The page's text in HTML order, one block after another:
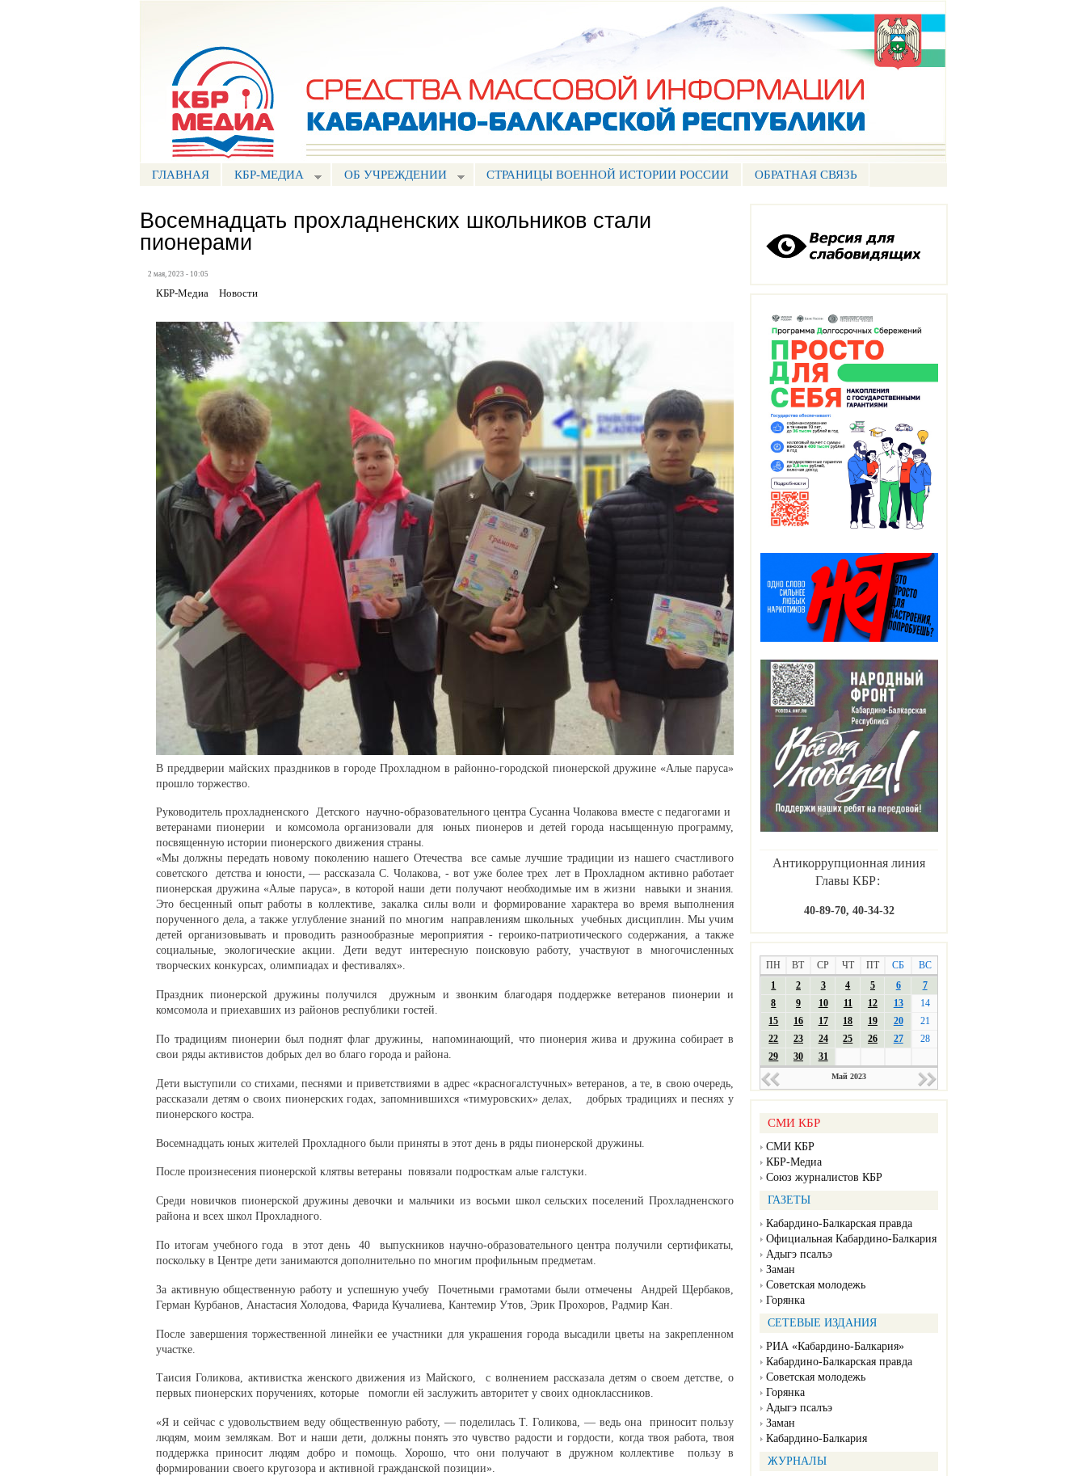
ГЛАВНАЯ КБР-МЕДИА ОБ УЧРЕЖДЕНИИ СТРАНИЦЫ ВОЕННОЙ ИСТОРИИ РОССИИ ОБРАТНАЯ СВЯЗЬ
Антикоррупционная линия
Главы КБР:
40-89-70, 40-34-32
ПН ВТ СР ЧТ ПТ СБ
ВС
1
2 3 4 5 6
7
8
9 10 11 12 13
14
15
16 17 18 19 20
21
22
23 24 25 26 27
28
29
30 31
Май 2023
СМИ КБР
СМИ КБР
КБР-Медиа
Союз журналистов КБР
ГАЗЕТЫ
Кабардино-Балкарская правда
Официальная Кабардино-Балкария
Адыгэ псалъэ
Заман
Советская молодежь
Горянка
СЕТЕВЫЕ ИЗДАНИЯ
РИА «Кабардино-Балкария»
Кабардино-Балкарская правда
Советская молодежь
Горянка
Адыгэ псалъэ
Заман
Кабардино-Балкария
ЖУРНАЛЫ
Восемнадцать прохладненских школьников стали
пионерами
2 мая, 2023 - 10:05
КБР-Медиа Новости
В преддверии майских праздников в городе Прохладном в районно-городской пионерской дружине «Алые паруса»
прошло торжество.
Руководитель прохладненского Детского научно-образовательного центра Сусанна Чолакова вместе с педагогами и
ветеранами пионерии и комсомола организовали для юных пионеров и детей города насыщенную программу,
посвященную истории пионерского движения страны.
«Мы должны передать новому поколению нашего Отечества все самые лучшие традиции из нашего счастливого
советского детства и юности, — рассказала С. Чолакова, - вот уже более трех лет в Прохладном активно работает
пионерская дружина «Алые паруса», в которой наши дети получают необходимые им в жизни навыки и знания.
Это бесценный опыт работы в коллективе, закалка силы воли и формирование характера во время выполнения
порученного дела, а также углубление знаний по многим направлениям школьных учебных дисциплин. Мы учим
детей организовывать и проводить разнообразные мероприятия - героико-патриотического содержания, а также
социальные, экологические акции. Дети ведут интересную поисковую работу, участвуют в многочисленных
творческих конкурсах, олимпиадах и фестивалях».
Праздник пионерской дружины получился дружным и звонким благодаря поддержке ветеранов пионерии и
комсомола и приехавших из районов республики гостей.
По традициям пионерии был поднят флаг дружины, напоминающий, что пионерия жива и дружина собирает в
свои ряды активистов добрых дел во благо города и района.
Дети выступили со стихами, песнями и приветствиями в адрес «красногалстучных» ветеранов, а те, в свою очередь,
рассказали детям о своих пионерских годах, запомнившихся «тимуровских» делах, добрых традициях и песнях у
пионерского костра.
Восемнадцать юных жителей Прохладного были приняты в этот день в ряды пионерской дружины.
После произнесения пионерской клятвы ветераны повязали подросткам алые галстуки.
Среди новичков пионерской дружины девочки и мальчики из восьми школ сельских поселений Прохладненского
района и всех школ Прохладного.
По итогам учебного года в этот день 40 выпускников научно-образовательного центра получили сертификаты,
поскольку в Центре дети занимаются дополнительно по многим профильным предметам.
За активную общественную работу и успешную учебу Почетными грамотами были отмечены Андрей Щербаков,
Герман Курбанов, Анастасия Холодова, Фарида Кучалиева, Кантемир Утов, Эрик Прохоров, Радмир Кан.
После завершения торжественной линейки ее участники для украшения города высадили цветы на закрепленном
участке.
Таисия Голикова, активистка женского движения из Майского, с волнением рассказала детям о своем детстве, о
первых пионерских поручениях, которые помогли ей заслужить авторитет у своих одноклассников.
«Я и сейчас с удовольствием веду общественную работу, — поделилась Т. Голикова, — ведь она приносит пользу
людям, моим землякам. Вот и наши дети, должны понять это чувство радости и гордости, когда твоя работа, твоя
поддержка приносит людям добро и помощь. Хорошо, что они получают в дружном коллективе пользу в
формировании своего кругозора и активной гражданской позиции».